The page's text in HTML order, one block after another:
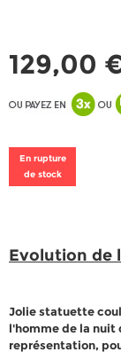
129,00
En rupture
de stock
Evolution de
Jolie statuette
l'homme de la nuit
représentation,